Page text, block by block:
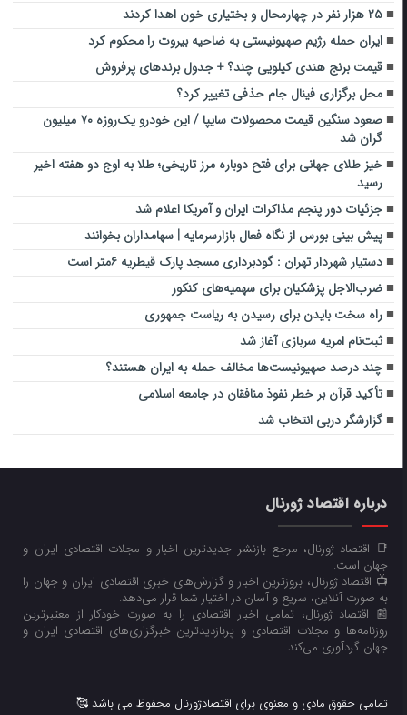
۲۵ هزار نفر در چهارمحال و بختیاری ‌خون اهدا کردند
ایران حمله رژیم صهیونیستی به ضاحیه بیروت را محکوم کرد
قیمت برنج هندی کیلویی چند؟ + جدول برندهای پرفروش
محل برگزاری فینال جام حذفی تغییر کرد؟
صعود سنگین قیمت محصولات سایپا / این خودرو یک‌روزه ۷۰ میلیون
گران شد
خیز طلای جهانی برای فتح دوباره مرز تاریخی؛ طلا به اوج دو هفته اخیر
رسید
جزئیات دور پنجم مذاکرات ایران و آمریکا اعلام شد
پیش بینی بورس از نگاه فعال بازارسرمایه | سهامداران بخوانند
دستیار شهردار تهران : گودبرداری مسجد پارک قیطریه ۶متر است
ضرب‌الاجل پزشکیان برای سهمیه‌های کنکور
راه سخت بایدن برای رسیدن به ریاست جمهوری
ثبت‌نام امریه سربازی آغاز شد
چند درصد صهیونیست‌ها مخالف حمله به ایران هستند؟
تأکید قرآن بر خطر نفوذ منافقان در جامعه اسلامی
گزارشگر دربی انتخاب شد
درباره اقتصاد ژورنال
📑 اقتصاد ژورنال، مرجع بازنشر جدیدترین اخبار و مجلات اقتصادی ایران و
جهان است.
📺 اقتصاد ژورنال، بروزترین اخبار و گزارش‌های خبری اقتصادی ایران و جهان را
به صورت آنلاین، سریع و آسان در اختیار شما قرار می‌‌دهد.
📰 اقتصاد ژورنال، تمامی اخبار اقتصادی را به صورت خودکار از معتبرترین
روزنامه‌ها و مجلات اقتصادی و پربازدیدترین خبرگزاری‌های اقتصادی ایران و
جهان گردآوری می‌کند.
تمامی حقوق مادی و معنوی برای اقتصادژورنال محفوظ می باشد 🥰